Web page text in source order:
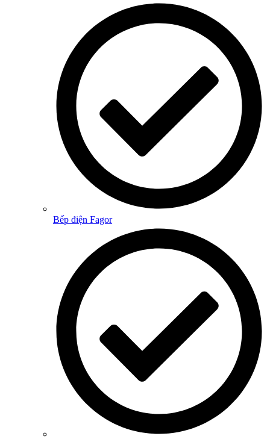
Bếp điện Fagor